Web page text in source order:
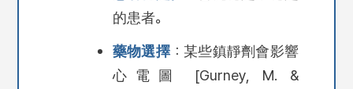
的患者。
藥物選擇：某些鎮靜劑會影響
心電圖 [Gurney, M. &